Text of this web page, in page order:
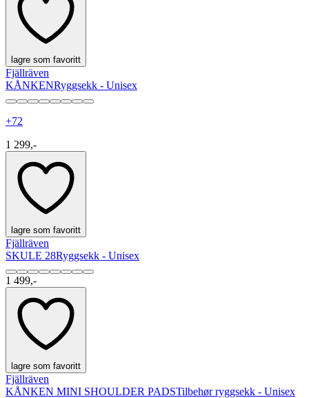
lagre som favoritt
Fjällräven
KÅNKENRyggsekk - Unisex
+72
1 299,-
lagre som favoritt
Fjällräven
SKULE 28Ryggsekk - Unisex
1 499,-
lagre som favoritt
Fjällräven
KÅNKEN MINI SHOULDER PADSTilbehør ryggsekk - Unisex